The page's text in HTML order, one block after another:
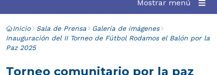
Mostrar menú
Inicio Sala de Prensa
Galería de imágenes
Inauguración del II Torneo de Fútbol Rodamos el Balón por la
Paz 2025
Torneo comunitario por la paz